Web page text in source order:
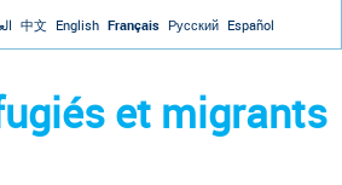
Jump to navigation
中文 English Français Русский Español
et migrants